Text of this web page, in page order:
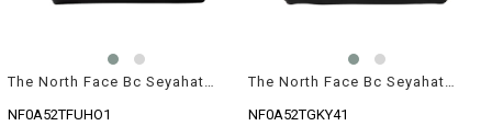
The North Face Bc Seyahat Makyaj Çantası L Pembe
NF0A52TFUHO1
The North Face Bc Seyahat Çantası S Siyah
NF0A52TGKY41